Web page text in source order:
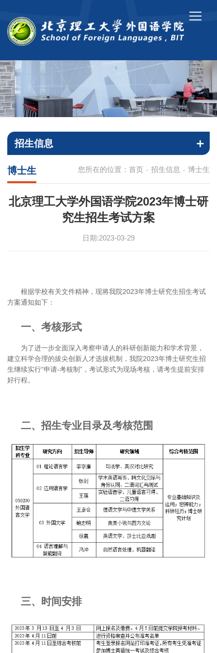
招生信息
您所在的位置： 首页 - 招生信息 - 博士生
博士生
北京理工大学外国语学院2023年博士研
究生招生考试方案
日期:2023-03-29
根据学校有关文件精神，现将我院2023年博士研究生招生考试
方案通知如下：
一、考核形式
为了进一步全面深入考察申请人的科研创新能力和学术背景，
建立科学合理的拔尖创新人才选拔机制，我院2023年博士研究生招
生继续实行“申请-考核制”，考试形式为现场考核，请考生提前安排
好行程。
二、招生专业目录及考核范围
三、时间安排